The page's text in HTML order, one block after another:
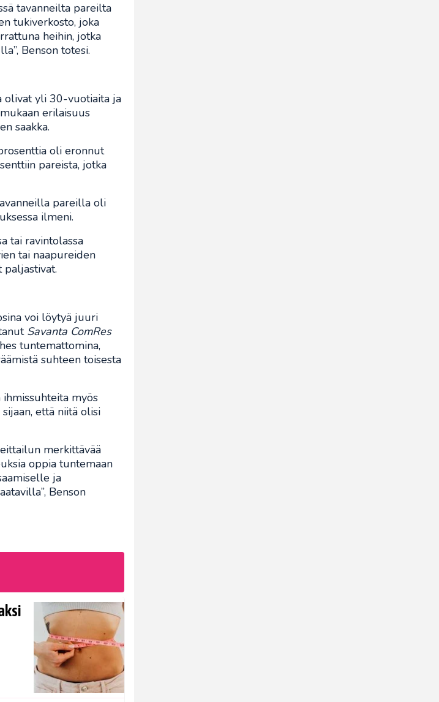
tavanneilta pareilta
tukiverkosto, joka
heihin, jotka
Benson totesi.
olivat yli 30-vuotiaita ja
erilaisuus
saakka.
oli eronnut
pareista, jotka
pareilla oli
ilmeni.
tai ravintolassa
tai naapureiden
paljastivat.
voi löytyä juuri
Savanta ComRes
tuntemattomina,
suhteen toisesta
myös
että niitä olisi
merkittävää
oppia tuntemaan
ja
Benson